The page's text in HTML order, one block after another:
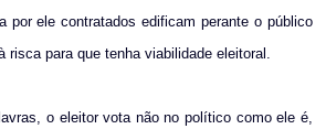
por ele contratados edificam perante o público
risca para que tenha viabilidade eleitoral.
o eleitor vota não no político como ele é,